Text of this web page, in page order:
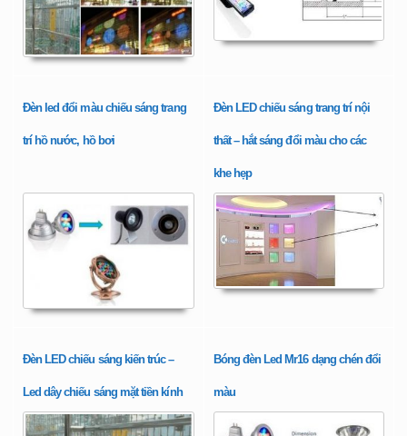
Đèn led đổi màu chiếu sáng trang
trí hồ nước, hồ bơi
Đèn LED chiếu sáng trang trí nội
thất – hắt sáng đổi màu cho các
khe hẹp
Đèn LED chiếu sáng kiến trúc –
Led dây chiếu sáng mặt tiền kính
Bóng đèn Led Mr16 dạng chén đổi
màu